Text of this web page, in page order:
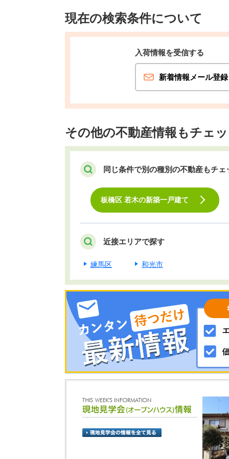
現在の検索条件について
入荷情報を受信する
新着情報メール登録
その他の不動産情報もチェ
同じ条件で別の種別の不動産もチェ
板橋区 若木の新築一戸建て
近接エリアで探す
練馬区 和光市